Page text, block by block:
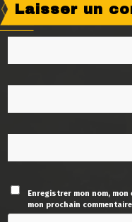
Laisser un
Enregistrer mon nom,
mon prochain